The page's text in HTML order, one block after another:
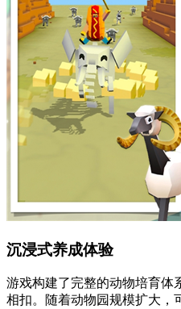
沉浸式养成体验
游戏构建了完整的动物培育体
相扣。随着动物园规模扩大，